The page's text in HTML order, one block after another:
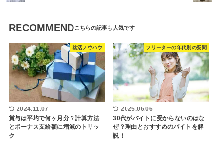
RECOMMEND
就活ノウハウ
2024.11.07
賞与は平均で何ヶ月分？計算方法
とボーナス支給額に増減のトリッ
ク
フリーターの年代別の疑問
2025.06.06
30代がバイトに受からないのはな
ぜ？理由とおすすめのバイトを解
説！